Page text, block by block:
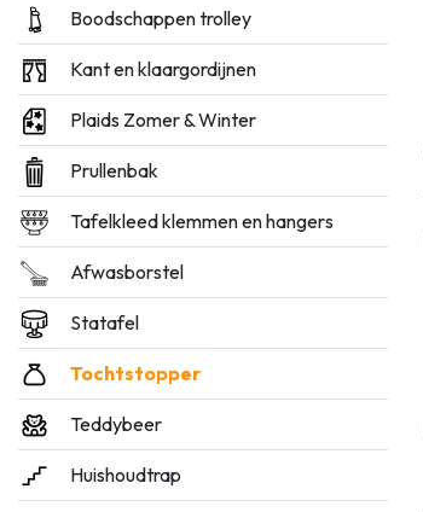
Boodschappen trolley
Kant en klaargordijnen
Plaids Zomer & Winter
Prullenbak
Tafelkleed klemmen en hangers
Afwasborstel
Statafel
Tochtstopper
Teddybeer
Huishoudtrap